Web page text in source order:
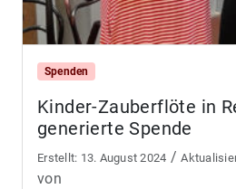
Spenden
Kinder-Zauberflöte in
generierte Spende
13. August 2024 /
von